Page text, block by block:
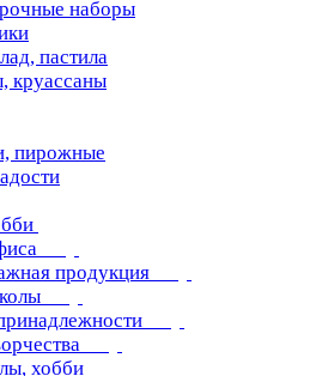
наборы
пастила
круассаны
пирожные
продукция
хобби